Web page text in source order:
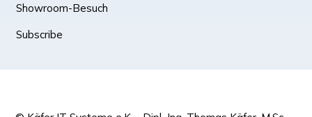
Showroom-Besuch
Subscribe